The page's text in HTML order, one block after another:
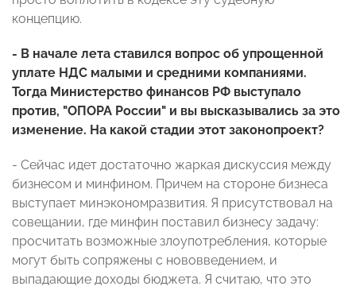
концепцию.
- В начале лета ставился вопрос об упрощенной
уплате НДС малыми и средними компаниями.
Тогда Министерство финансов РФ выступало
против, "ОПОРА России" и вы высказывались за это
изменение. На какой стадии этот законопроект?
- Сейчас идет достаточно жаркая дискуссия между
бизнесом и минфином. Причем на стороне бизнеса
выступает минэкономразвития. Я присутствовал на
совещании, где минфин поставил бизнесу задачу:
просчитать возможные злоупотребления, которые
могут быть сопряжены с нововведением, и
выпадающие доходы бюджета. Я считаю, что это